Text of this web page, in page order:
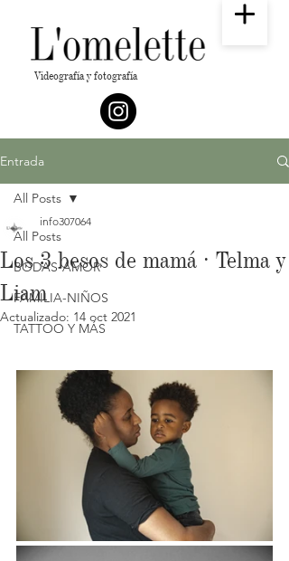
Videografía y fotografía
Entrada
All Posts
BODAS-AMOR
FAMILIA-NIÑOS
TATTOO Y MÁS
All Posts
Los 3 besos de mamá · Telma y
Liam
info307064
Actualizado: 14 oct 2021